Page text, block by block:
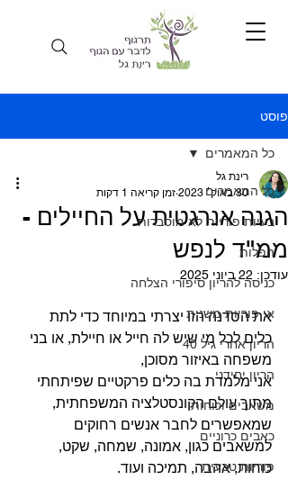
פוסט
כל המאמרים
בעיות פוריות לא מוסברות
הפלות
כניסה להריון סיפורי הצלחה
אי פוריות משנית
הריון אחרי גיל 40
הריון יחידני
משאבים וכוחות
כאבים כרוניים
פוריות טבעית
כל המאמרים
הגנה אנרגטית על החיילים -
ממ"ד לנפש
רינת גל
30 באוק׳ 2023
זמן קריאה 1 דקות
עודכן: 22 ביוני 2025
את הסדנה הזו יצרתי במיוחד כדי לתת
כלים לכל מי שיש לה חייל או חיילת, או בני
משפחה באיזור מסוכן,
אני מלמדת בה כלים פרקטיים שפיתחתי
מתוך עולם הקונסטלציה המשפחתית,
שמאפשרים לחבר אנשים רחוקים
למשאבים כגון, אמונה, שמחה, שקט,
כוחות, אהבה, תמיכה ועוד.